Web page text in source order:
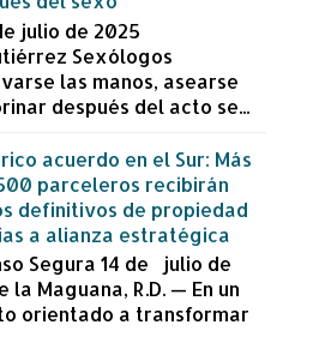
julio de 2025
Sexólogos
las manos, asearse
después del acto se...
acuerdo en el Sur: Más
parceleros recibirán
definitivos de propiedad
a alianza estratégica
Segura 14 de julio de
la Maguana, R.D. — En un
orientado a transformar